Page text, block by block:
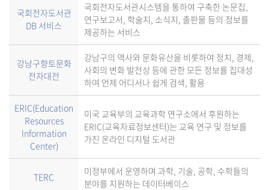
국회전자도서관
DB 서비스
국회전자도서관시스템을 통하여 구축한 논문집,
연구보고서, 학술지, 소식지, 출판물 등의 정보를
제공하는 서비스
강남구향토문화
전자대전
강남구의 역사와 문화유산을 비롯하여 정치, 경제,
사회의 변화 발전상 등에 관한 모든 정보를 집대성
하여 언제 어디서나 쉽게 검색, 활용
ERIC(Education
Resources
Information
Center)
미국 교육부의 교육과학 연구소에서 후원하는
ERIC(교육자료정보센터)는 교육 연구 및 정보를
가진 온라인 디지털 도서관
TERC
미정부에서 운영하며 과학, 기술, 공학, 수학들의
분야를 지원하는 데이터베이스